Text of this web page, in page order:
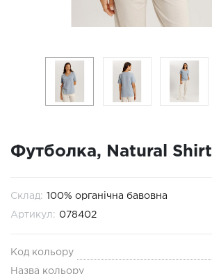
Футболка, Natural Shirt
Склад: 100% органічна бавовна
Артикул: 078402
Код кольору
Назва кольору